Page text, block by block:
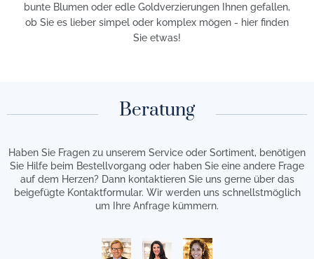
bunte Blumen oder edle Goldverzierungen Ihnen gefallen,
ob Sie es lieber simpel oder komplex mögen - hier finden
Sie etwas!
Beratung
Haben Sie Fragen zu unserem Service oder Sortiment, benötigen
Sie Hilfe beim Bestellvorgang oder haben Sie eine andere Frage
auf dem Herzen? Dann kontaktieren Sie uns gerne über das
beigefügte Kontaktformular. Wir werden uns schnellstmöglich
um Ihre Anfrage kümmern.